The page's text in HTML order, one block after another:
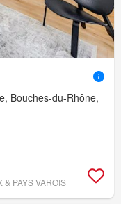
Bouches-du-Rhône,
& PAYS VAROIS